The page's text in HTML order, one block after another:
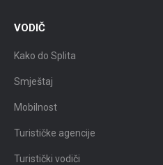
VODIČ
Kako do Splita
Smještaj
Mobilnost
Turističke agencije
Turistički vodiči